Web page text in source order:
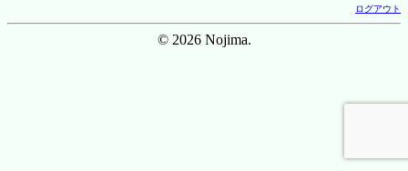
ログアウト
© 2026 Nojima.